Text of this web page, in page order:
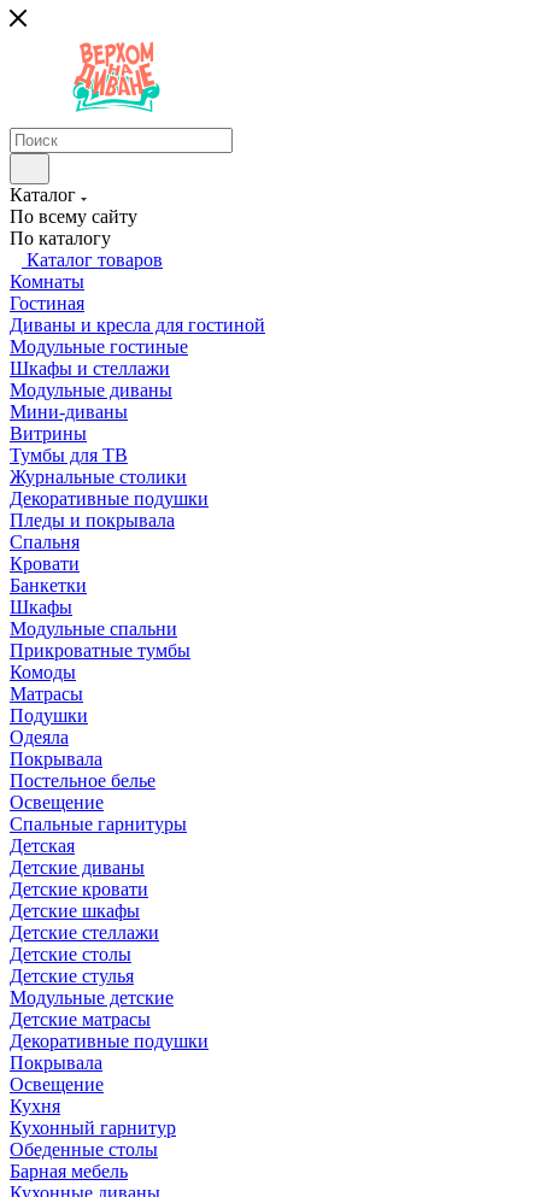
Каталог
По всему сайту
По каталогу
Каталог товаров
Комнаты
Гостиная
Диваны и кресла для гостиной
Модульные гостиные
Шкафы и стеллажи
Модульные диваны
Мини-диваны
Витрины
Тумбы для ТВ
Журнальные столики
Декоративные подушки
Пледы и покрывала
Спальня
Кровати
Банкетки
Шкафы
Модульные спальни
Прикроватные тумбы
Комоды
Матрасы
Подушки
Одеяла
Покрывала
Постельное белье
Освещение
Спальные гарнитуры
Детская
Детские диваны
Детские кровати
Детские шкафы
Детские стеллажи
Детские столы
Детские стулья
Модульные детские
Детские матрасы
Декоративные подушки
Покрывала
Освещение
Кухня
Кухонный гарнитур
Обеденные столы
Барная мебель
Кухонные диваны